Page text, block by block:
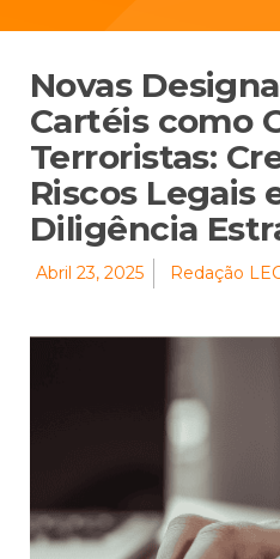
Novas
Cartéis como
Terroristas:
Riscos Legais
Diligência
Abril 23, 2025 Redação